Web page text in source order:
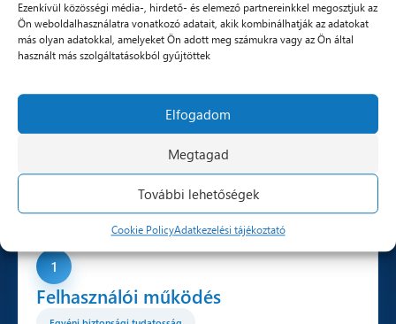
Ezenkívül közösségi média-, hirdető- és elemező partnereinkkel megosztjuk az
Ön weboldalhasználatra vonatkozó adatait, akik kombinálhatják az adatokat
más olyan adatokkal, amelyeket Ön adott meg számukra vagy az Ön által
használt más szolgáltatásokból gyűjtöttek
Elfogadom
Megtagad
További lehetőségek
Cookie PolicyAdatkezelési tájékoztató
⟶ FEJLŐDÉSI MODELL
három egymásra épülő terület
stabil digitális működésritkán egyetlen eszközön vagy
döntésekből, működési szabályokból és tudatosabb
Microsoft 365 biztonságés a jobban kontrollálható
1
Felhasználói működés